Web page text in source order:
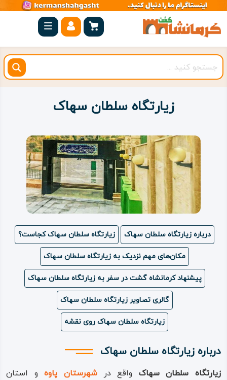
صفحه
اصلی
کرمانشاه
شهرستان
روستاهای
اقامتگاه
ویژه
درباره
زیارتگاه سلطان سهاک
درباره زیارتگاه سلطان سهاک زیارتگاه سلطان سهاک کجاست؟
مکان‌های مهم نزدیک به زیارتگاه سلطان سهاک
پیشنهاد کرمانشاه گشت در سفر به زیارتگاه سلطان سهاک
گالری تصاویر زیارتگاه سلطان سهاک
زیارتگاه سلطان سهاک روی نقشه
درباره زیارتگاه سلطان سهاک
زیارتگاه سلطان سهاک واقع درشهرستان پاوهو استان